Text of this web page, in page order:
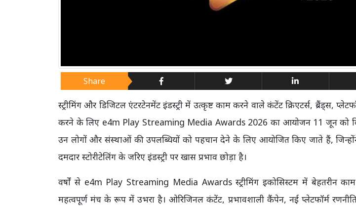
Share
स्ट्रीमिंग और डिजिटल एंटरटेनमेंट इंडस्ट्री में उत्कृष्ट काम करने वाले कंटेंट क्रिएटर्स, ब्रैंड्स,
करने के लिए e4m Play Streaming Media Awards 2026 का आयोजन 11 जून को किया
उन लोगों और संस्थाओं की उपलब्धियों को पहचान देने के लिए आयोजित किए जाते हैं,
दमदार स्टोरीटेलिंग के जरिए इंडस्ट्री पर खास प्रभाव छोड़ा है।
वर्षों से e4m Play Streaming Media Awards स्ट्रीमिंग इकोसिस्टम में बेहतरीन
महत्वपूर्ण मंच के रूप में उभरा है। ओरिजिनल कंटेंट, प्रभावशाली कैंपेन, नई प्लेटफॉर्म